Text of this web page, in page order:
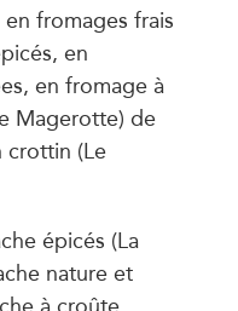
fromages frais
en
en fromage à
Magerotte) de
crottin (Le
épicés (La
nature et